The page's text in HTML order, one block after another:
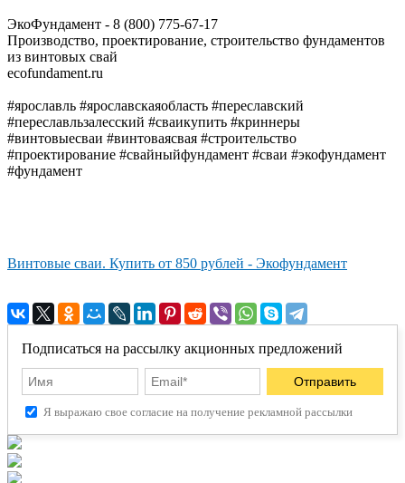
ЭкоФундамент - 8 (800) 775-67-17
Производство, проектирование, строительство фундаментов
из винтовых свай
ecofundament.ru
#ярославль #ярославскаяобласть #переславский
#переславльзалесский #сваикупить #криннеры
#винтовыесваи #винтоваясвая #строительство
#проектирование #свайныйфундамент #сваи #экофундамент
#фундамент
Винтовые сваи. Купить от 850 рублей - Экофундамент
Подписаться на рассылку акционных предложений
Я выражаю свое согласие на получение рекламной рассылки